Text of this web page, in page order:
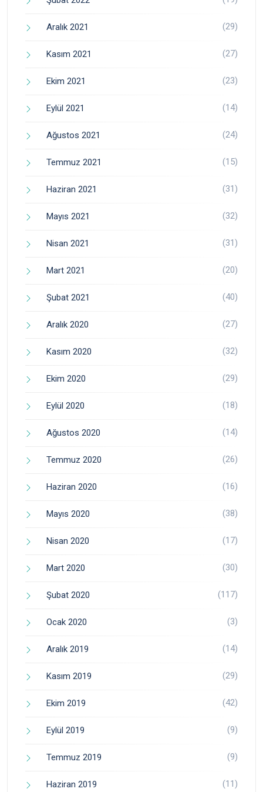
Aralık 2021 (29)
Kasım 2021 (27)
Ekim 2021 (23)
Eylül 2021 (14)
Ağustos 2021 (24)
Temmuz 2021 (15)
Haziran 2021 (31)
Mayıs 2021 (32)
Nisan 2021 (31)
Mart 2021 (20)
Şubat 2021 (40)
Aralık 2020 (27)
Kasım 2020 (32)
Ekim 2020 (29)
Eylül 2020 (18)
Ağustos 2020 (14)
Temmuz 2020 (26)
Haziran 2020 (16)
Mayıs 2020 (38)
Nisan 2020 (17)
Mart 2020 (30)
Şubat 2020 (117)
Ocak 2020 (3)
Aralık 2019 (14)
Kasım 2019 (29)
Ekim 2019 (42)
Eylül 2019 (9)
Temmuz 2019 (9)
Haziran 2019 (11)